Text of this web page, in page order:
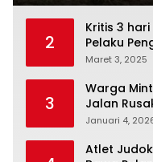
2
Kritis 3
Pelaku
Maret 3, 2025
3
Warga
Jalan
Serdang
Januari 4,
Atlet